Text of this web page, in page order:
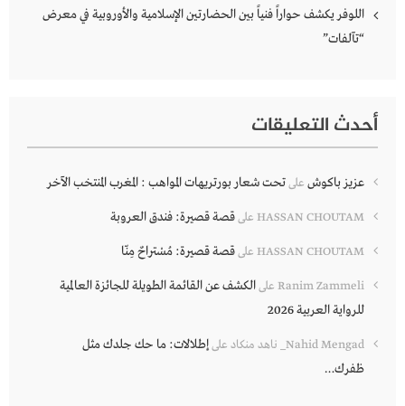
اللوفر يكشف حواراً فنياً بين الحضارتين الإسلامية والأوروبية في معرض
“تآلفات”
أحدث التعليقات
عزيز باكوش علىتحت شعار بورتريهات المواهب : المغرب المنتخب الآخر
HASSAN CHOUTAM علىقصة قصيرة: فندق العروبة
HASSAN CHOUTAM علىقصة قصيرة: مُسْتراحٌ مِنّا
Ranim Zammeli علىالكشف عن القائمة الطويلة للجائزة العالمية
للرواية العربية 2026
Nahid Mengad_ ناهد منكاد علىإطلالات: ما حك جلدك مثل
ظفرك…